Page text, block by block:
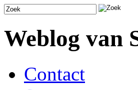
Weblog van
Contact